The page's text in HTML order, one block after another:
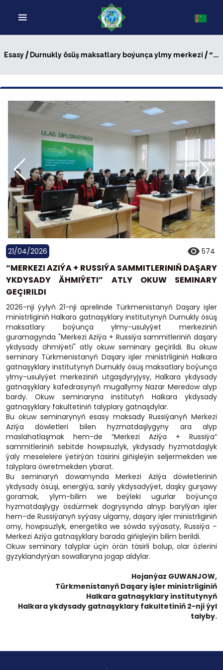
Esasy/ Durnukly ösüş maksatlary boýunça ylmy merkezi / “Merkezi Aziýa + Russiýa sammitleriniň daşary ykdysady ähmiýeti” atly okuw seminary geçirildi
21/04/2026 574
“MERKEZI AZIÝA + RUSSIÝA SAMMITLERINIŇ DAŞARY
YKDYSADY ÄHMIÝETI” ATLY OKUW SEMINARY
GEÇIRILDI
2026-nji ýylyň 21-nji aprelinde Türkmenistanyň Daşary işler
ministrliginiň Halkara gatnaşyklary institutynyň Durnukly ösüş
maksatlary boýunça ylmy-usulyýet merkeziniň
guramagynda "Merkezi Aziýa + Russiýa sammitleriniň daşary
ykdysady ähmiýeti" atly okuw seminary geçirildi. Bu okuw
seminary Türkmenistanyň Daşary işler ministrliginiň Halkara
gatnaşyklary institutynyň Durnukly ösüş maksatlary boýunça
ylmy-usulyýet merkeziniň utgaşdyryjysy, Halkara ykdysady
gatnaşyklary kafedrasynyň mugallymy Nazar Meredow alyp
bardy. Okuw seminaryna institutyň Halkara ykdysady
gatnaşyklary fakultetiniň talyplary gatnaşdylar.
Bu okuw seminarynyň esasy maksady Russiýanyň Merkezi
Aziýa döwletleri bilen hyzmatdaşlygyny ara alyp
maslahatlaşmak hem-de “Merkezi Aziýa + Russiýa”
sammitleriniň sebitde howpsuzlyk, ykdysady hyzmatdaşlyk
ýaly meselelere ýetirýän täsirini giňişleýin seljermekden we
talyplara öwretmekden ybarat.
Bu seminaryň dowamynda Merkezi Aziýa döwletleriniň
ykdysady ösüşi, energiýa, sanly ykdysadyýet, daşky gurşawy
goramak, ylym-bilim we beýleki ugurlar boýunça
hyzmatdaşlygy ösdürmek dogrysynda alnyp barylýan işler
hem-de Russiýanyň syýasy ulgamy, daşary işler ministrliginiň
orny, howpsuzlyk, energetika we söwda syýasaty, Russiýa –
Merkezi Aziýa gatnaşyklary barada giňişleýin bilim berildi.
Okuw seminary talyplar üçin örän täsirli bolup, olar özlerini
gyzyklandyrýan sowallaryna jogap aldylar.
Hojanýaz GUWANJOW,
Türkmenistanyň Daşary işler ministrliginiň
Halkara gatnaşyklary institutynyň
Halkara ykdysady gatnaşyklary fakultetiniň 2-nji ýyl
talyby.